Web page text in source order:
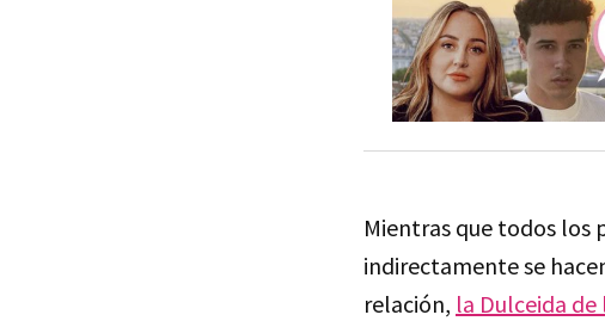
Mientras que todos los
indirectamente se
relación, la Dulceida de